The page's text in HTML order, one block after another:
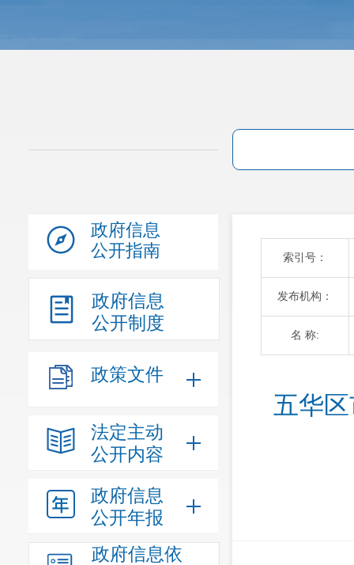
政府信息
公开指南
政府信息
公开制度
政策文件
法定主动
公开内容
政府信息
公开年报
政府信息依
索引号：
发布机构：
名 称:
五华